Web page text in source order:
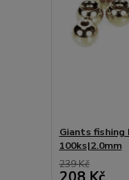
Giants
100ks|2.0mm
239 Kč